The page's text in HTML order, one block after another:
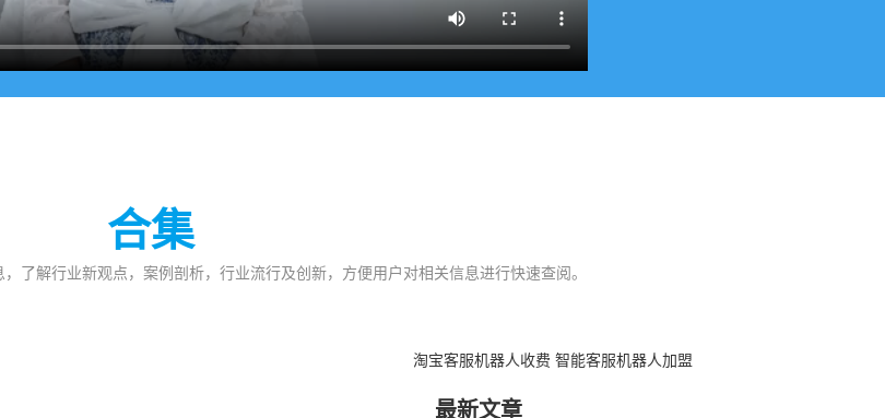
合集
了解行业新观点，案例剖析，行业流行及创新，方便用户对相关信息进行快速查阅。
淘宝客服机器人收费 智能客服机器人加盟
最新文章